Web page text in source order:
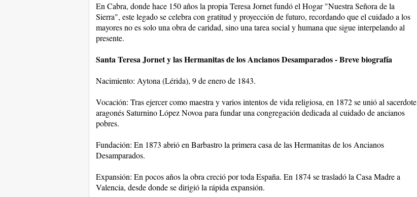
En Cabra, donde hace 150 años la propia Teresa Jornet fundó el Hogar "Nuestra Señora de la
Sierra", este legado se celebra con gratitud y proyección de futuro, recordando que el cuidado a los
mayores no es solo una obra de caridad, sino una tarea social y humana que sigue interpelando al
presente.
Santa Teresa Jornet y las Hermanitas de los Ancianos Desamparados - Breve biografía
Nacimiento: Aytona (Lérida), 9 de enero de 1843.
Vocación: Tras ejercer como maestra y varios intentos de vida religiosa, en 1872 se unió al sacerdote
aragonés Saturnino López Novoa para fundar una congregación dedicada al cuidado de ancianos
pobres.
Fundación: En 1873 abrió en Barbastro la primera casa de las Hermanitas de los Ancianos
Desamparados.
Expansión: En pocos años la obra creció por toda España. En 1874 se trasladó la Casa Madre a
Valencia, desde donde se dirigió la rápida expansión.